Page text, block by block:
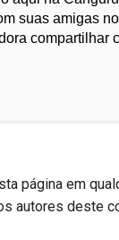
suas amigas
compartilhar
página em
autores deste